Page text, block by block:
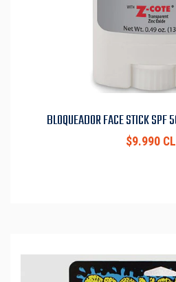
BLOQUEADOR FACE STICK
$9.990